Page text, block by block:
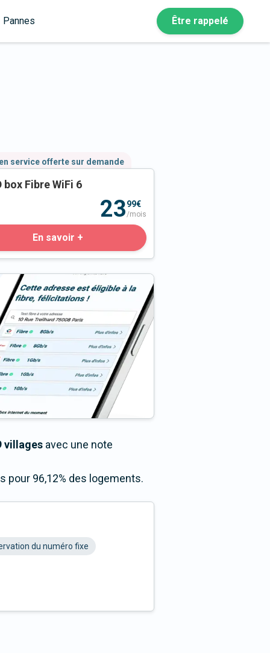
Pannes Être rappelé
service offerte sur demande
box Fibre WiFi 6
2399€
/mois
En savoir +
villages avec une note
pour 96,12% des logements.
du numéro fixe